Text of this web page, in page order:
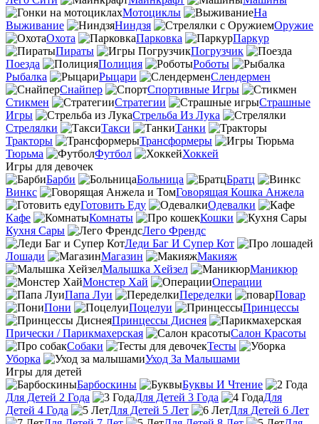
Мотоциклы
На
Выживание
Ниндзя
Оружие
Охота
Парковка
Паркур
Пираты
Погрузчик
Поезда
Полиция
Роботы
Рыбалка
Рыцари
Слендермен
Снайпер
Спортивные Игры
Стикмен
Стратегии
Страшные
Игры
Стрельба Из Лука
Стрелялки
Такси
Танки
Тракторы
Трансформеры
Тюрьма
Футбол
Хоккей
Игры для девочек
Барби
Больница
Братц
Винкс
Говорящая Кошка Анжела
Готовить Еду
Одевалки
Кафе
Комнаты
Кошки
Кухня Сары
Лего Френдс
Леди Баг И Супер Кот
Лошади
Магазин
Макияж
Малышка Хейзел
Маникюр
Монстер Хай
Операции
Папа Луи
Переделки
Повар
Пони
Поцелуи
Принцессы
Принцессы Диснея
Прически / Парикмахерская
Салон Красоты
Собаки
Тесты
Уборка
Уход За Малышами
Игры для детей
Барбоскины
Буквы И Чтение
Для Детей 2 Года
Для Детей 3 Года
Для
Детей 4 Года
Для Детей 5 Лет
Для Детей 6 Лет